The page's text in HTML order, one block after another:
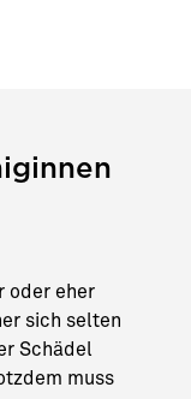
oder eher
sich selten
Schädel
muss